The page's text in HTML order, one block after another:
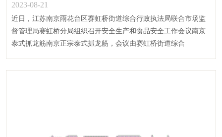
2023-08-21
近日，江苏南京雨花台区赛虹桥街道综合行政执法局联合市场监
督管理局赛虹桥分局组织召开安全生产和食品安全工作会议南京
泰式抓龙筋南京正宗泰式抓龙筋，会议由赛虹桥街道综合